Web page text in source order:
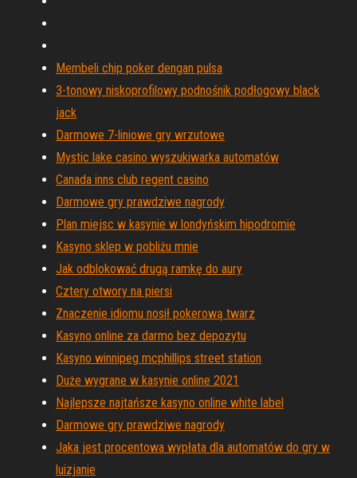
Membeli chip poker dengan pulsa
3-tonowy niskoprofilowy podnośnik podłogowy black
jack
Darmowe 7-liniowe gry wrzutowe
Mystic lake casino wyszukiwarka automatów
Canada inns club regent casino
Darmowe gry prawdziwe nagrody
Plan miejsc w kasynie w londyńskim hipodromie
Kasyno sklep w pobliżu mnie
Jak odblokować drugą ramkę do aury
Cztery otwory na piersi
Znaczenie idiomu nosił pokerową twarz
Kasyno online za darmo bez depozytu
Kasyno winnipeg mcphillips street station
Duże wygrane w kasynie online 2021
Najlepsze najtańsze kasyno online white label
Darmowe gry prawdziwe nagrody
Jaka jest procentowa wypłata dla automatów do gry w
luizjanie